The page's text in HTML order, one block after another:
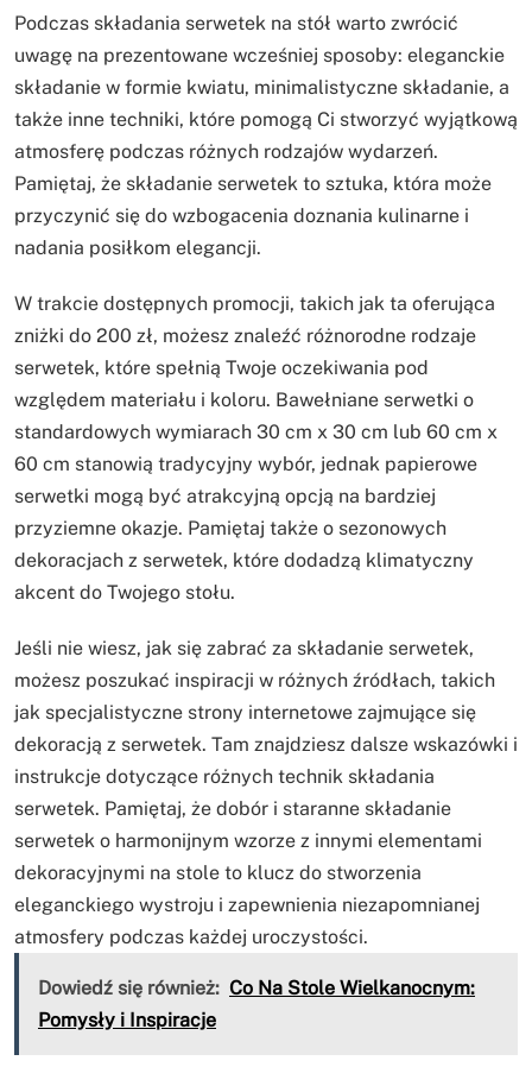
Podczas składania serwetek na stół warto zwrócić
uwagę na prezentowane wcześniej sposoby: eleganckie
składanie w formie kwiatu, minimalistyczne składanie, a
także inne techniki, które pomogą Ci stworzyć wyjątkową
atmosferę podczas różnych rodzajów wydarzeń.
Pamiętaj, że składanie serwetek to sztuka, która może
przyczynić się do wzbogacenia doznania kulinarne i
nadania posiłkom elegancji.
W trakcie dostępnych promocji, takich jak ta oferująca
zniżki do 200 zł, możesz znaleźć różnorodne rodzaje
serwetek, które spełnią Twoje oczekiwania pod
względem materiału i koloru. Bawełniane serwetki o
standardowych wymiarach 30 cm x 30 cm lub 60 cm x
60 cm stanowią tradycyjny wybór, jednak papierowe
serwetki mogą być atrakcyjną opcją na bardziej
przyziemne okazje. Pamiętaj także o sezonowych
dekoracjach z serwetek, które dodadzą klimatyczny
akcent do Twojego stołu.
Jeśli nie wiesz, jak się zabrać za składanie serwetek,
możesz poszukać inspiracji w różnych źródłach, takich
jak specjalistyczne strony internetowe zajmujące się
dekoracją z serwetek. Tam znajdziesz dalsze wskazówki i
instrukcje dotyczące różnych technik składania
serwetek. Pamiętaj, że dobór i staranne składanie
serwetek o harmonijnym wzorze z innymi elementami
dekoracyjnymi na stole to klucz do stworzenia
eleganckiego wystroju i zapewnienia niezapomnianej
atmosfery podczas każdej uroczystości.
Dowiedź się również: Co Na Stole Wielkanocnym:
Pomysły i Inspiracje